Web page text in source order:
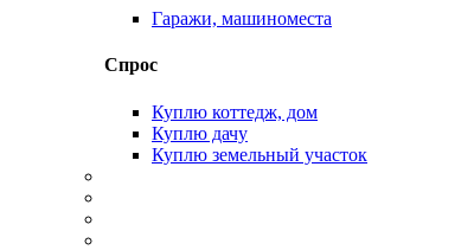
Гаражи, машиноместа
Спрос
Куплю коттедж, дом
Куплю дачу
Куплю земельный участок